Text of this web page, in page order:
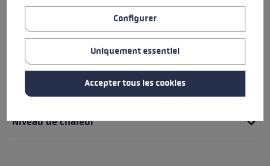
Coupe
Détails des gants
Résistance à l'eau
Niveau de chaleur
Configurer
Uniquement essentiel
Accepter tous les cookies